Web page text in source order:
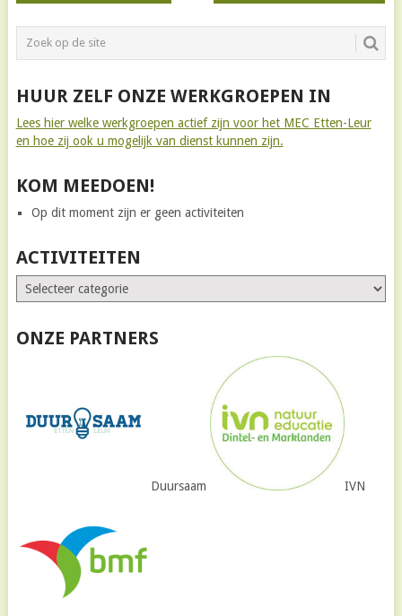
HUUR ZELF ONZE WERKGROEPEN IN
Lees hier welke werkgroepen actief zijn voor het MEC Etten-Leur
en hoe zij ook u mogelijk van dienst kunnen zijn.
KOM MEEDOEN!
Op dit moment zijn er geen activiteiten
ACTIVITEITEN
ONZE PARTNERS
Duursaam IVN